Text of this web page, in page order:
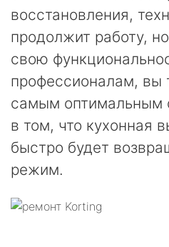
восстановления,
продолжит работу,
свою
профессионалам, вы
самым оптимальным
в том, что кухонная
быстро будет
режим.